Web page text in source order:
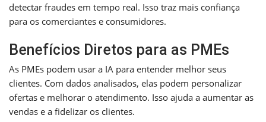
detectar fraudes em tempo real. Isso traz mais confiança
para os comerciantes e consumidores.
Benefícios Diretos para as PMEs
As PMEs podem usar a IA para entender melhor seus
clientes. Com dados analisados, elas podem personalizar
ofertas e melhorar o atendimento. Isso ajuda a aumentar as
vendas e a fidelizar os clientes.